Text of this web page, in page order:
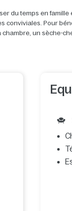
du temps en
conviviales. Pour
un sèche-